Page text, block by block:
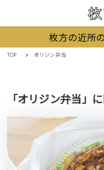
枚方の近所
TOP オリジン弁当
「オリジン弁当」